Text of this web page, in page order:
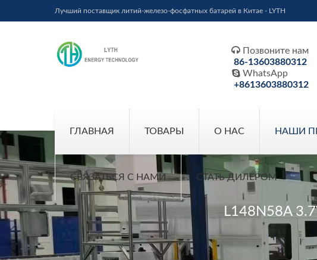
Лучший поставщик литий-железо-фосфатных батарей в Китае - LYTH
 Позвоните нам
86-13603880312
 WhatsApp
+8613603880312
ГЛАВНАЯ ТОВАРЫ О НАС НАШИ
СВЯЗАТЬСЯ С НАМИ СТАТЬ ДИЛЕРОМ
L148N58A